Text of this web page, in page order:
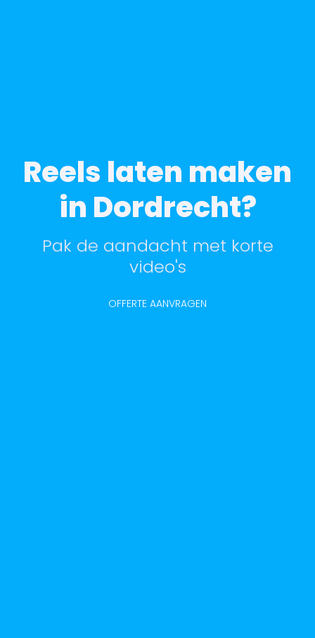
Reels laten maken
in Dordrecht?
Pak de aandacht met korte
video's
OFFERTE AANVRAGEN